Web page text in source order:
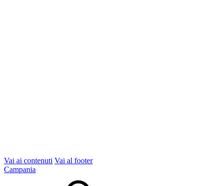
Vai ai contenuti Vai al footer
Campania